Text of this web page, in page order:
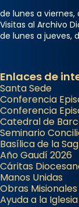
de lunes a viernes,
Visitas al Archivo
de lunes a jueves,
Enlaces de
Santa Sede
Conferencia
Conferencia
Catedral de
Seminario
Basílica de la
Año Gaudí 2026
Cáritas
Manos Unidas
Obras
Ayuda a la